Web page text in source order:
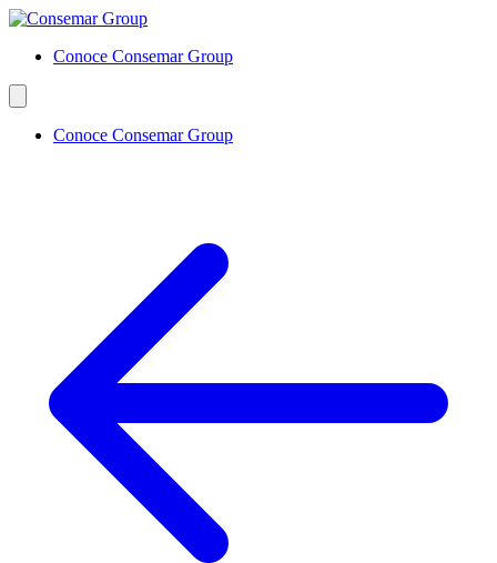
Conoce Consemar Group
Conoce Consemar Group